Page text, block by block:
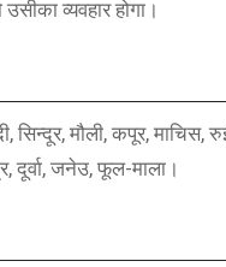
व्यवहार होगा।
सिन्दूर, मौली, कपूर, माचिस,
दूर्वा, जनेउ, फूल-माला।